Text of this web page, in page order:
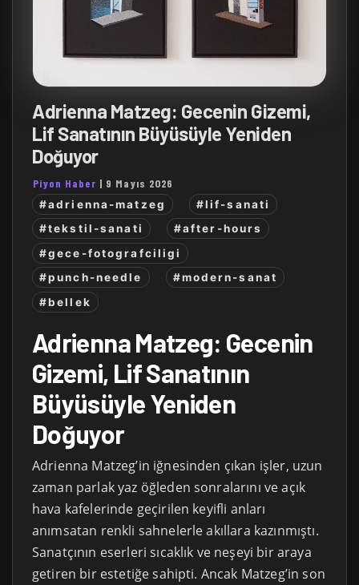
Adrienna Matzeg: Gecenin Gizemi,
Lif Sanatının Büyüsüyle Yeniden
Doğuyor
Piyon Haber | 9 Mayıs 2026
#adrienna-matzeg
#lif-sanati
#tekstil-sanati
#after-hours
#gece-fotografciligi
#punch-needle
#modern-sanat
#bellek
Adrienna Matzeg: Gecenin
Gizemi, Lif Sanatının
Büyüsüyle Yeniden
Doğuyor
Adrienna Matzeg’in iğnesinden çıkan işler, uzun
zaman parlak yaz öğleden sonralarını ve açık
hava kafelerinde geçirilen keyifli anları
anımsatan renkli sahnelerle akıllara kazınmıştı.
Sanatçının eserleri sıcaklık ve neşeyi bir araya
getiren bir estetiğe sahipti. Ancak Matzeg’in son